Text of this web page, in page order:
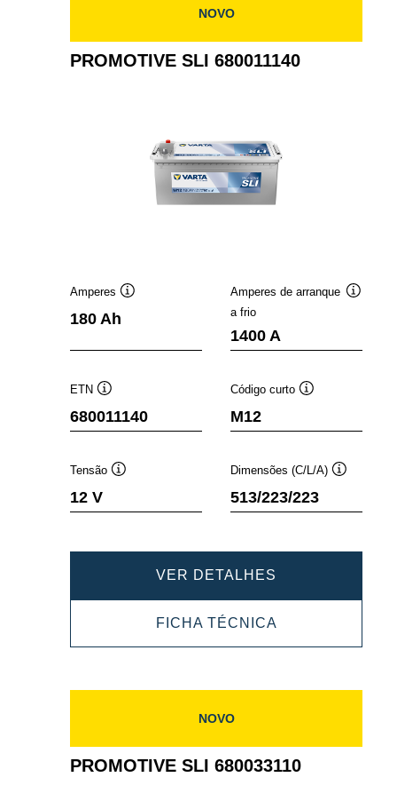
NOVO
PROMOTIVE SLI 680011140
Amperes
180 Ah
Amperes de arranque
a frio
1400 A
ETN
de
ferramenta
680011140
Código curto
ferramenta
M12
Tensão
ferramenta
12 V
Dimensões (C/L/A)
ferramenta
513/223/223
VER DETALHES
SLI
680011140
FICHA TÉCNICA
SLI
NOVO
PROMOTIVE SLI 680033110